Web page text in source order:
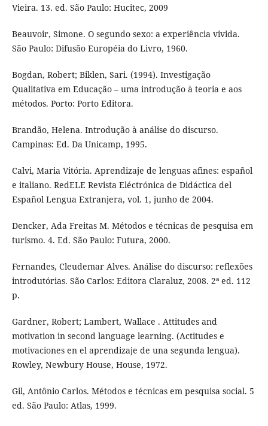
Vieira. 13. ed. São Paulo: Hucitec, 2009
Beauvoir, Simone. O segundo sexo: a experiência vivida.
São Paulo: Difusão Européia do Livro, 1960.
Bogdan, Robert; Biklen, Sari. (1994). Investigação
Qualitativa em Educação – uma introdução à teoria e aos
métodos. Porto: Porto Editora.
Brandão, Helena. Introdução à análise do discurso.
Campinas: Ed. Da Unicamp, 1995.
Calvi, Maria Vitória. Aprendizaje de lenguas afines: español
e italiano. RedELE Revista Eléctrónica de Didáctica del
Español Lengua Extranjera, vol. 1, junho de 2004.
Dencker, Ada Freitas M. Métodos e técnicas de pesquisa em
turismo. 4. Ed. São Paulo: Futura, 2000.
Fernandes, Cleudemar Alves. Análise do discurso: reflexões
introdutórias. São Carlos: Editora Claraluz, 2008. 2ª ed. 112
p.
Gardner, Robert; Lambert, Wallace . Attitudes and
motivation in second language learning. (Actitudes e
motivaciones en el aprendizaje de una segunda lengua).
Rowley, Newbury House, House, 1972.
Gil, Antônio Carlos. Métodos e técnicas em pesquisa social. 5
ed. São Paulo: Atlas, 1999.